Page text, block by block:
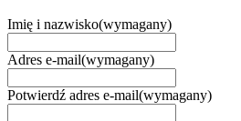
Imię i nazwisko(wymagany)
Adres e-mail(wymagany)
Potwierdź adres e-mail(wymagany)